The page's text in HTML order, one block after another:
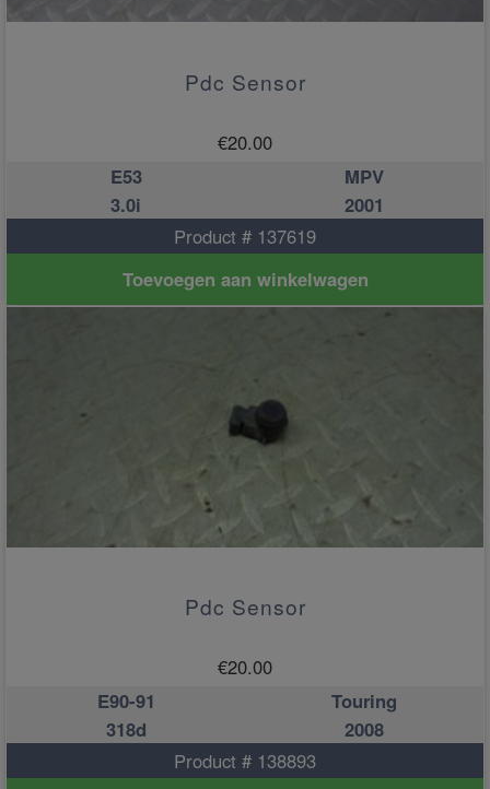
Pdc Sensor
€20.00
E53
MPV
3.0i
2001
Product # 137619
Toevoegen aan winkelwagen
Pdc Sensor
€20.00
E90-91
Touring
318d
2008
Product # 138893